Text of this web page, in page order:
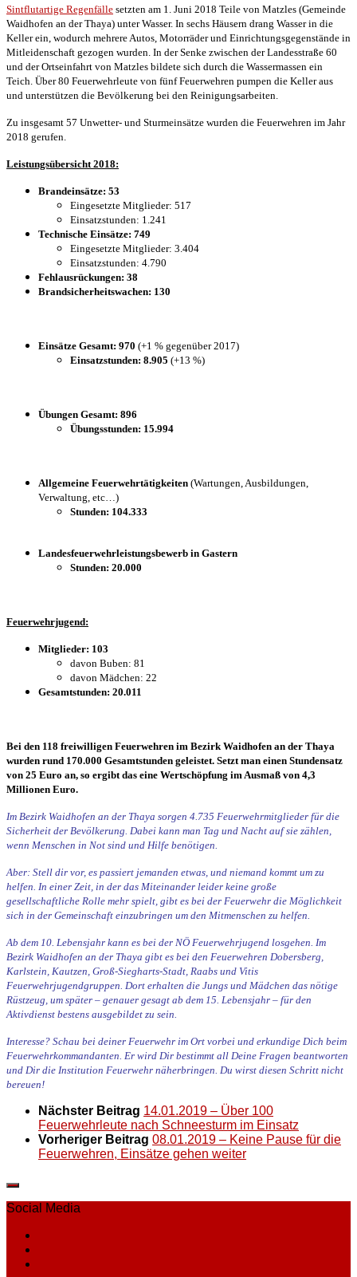
Sintflutartige Regenfälle setzten am 1. Juni 2018 Teile von Matzles (Gemeinde
Waidhofen an der Thaya) unter Wasser. In sechs Häusern drang Wasser in die
Keller ein, wodurch mehrere Autos, Motorräder und Einrichtungsgegenstände in
Mitleidenschaft gezogen wurden. In der Senke zwischen der Landesstraße 60
und der Ortseinfahrt von Matzles bildete sich durch die Wassermassen ein
Teich. Über 80 Feuerwehrleute von fünf Feuerwehren pumpen die Keller aus
und unterstützen die Bevölkerung bei den Reinigungsarbeiten.
Zu insgesamt 57 Unwetter- und Sturmeinsätze wurden die Feuerwehren im Jahr
2018 gerufen.
Leistungsübersicht 2018:
Brandeinsätze: 53
Eingesetzte Mitglieder: 517
Einsatzstunden: 1.241
Technische Einsätze: 749
Eingesetzte Mitglieder: 3.404
Einsatzstunden: 4.790
Fehlausrückungen: 38
Brandsicherheitswachen: 130
Einsätze Gesamt: 970 (+1 % gegenüber 2017)
Einsatzstunden: 8.905 (+13 %)
Übungen Gesamt: 896
Übungsstunden: 15.994
Allgemeine Feuerwehrtätigkeiten (Wartungen, Ausbildungen,
Verwaltung, etc…)
Stunden: 104.333
Landesfeuerwehrleistungsbewerb in Gastern
Stunden: 20.000
Feuerwehrjugend:
Mitglieder: 103
davon Buben: 81
davon Mädchen: 22
Gesamtstunden: 20.011
Bei den 118 freiwilligen Feuerwehren im Bezirk Waidhofen an der Thaya
wurden rund 170.000 Gesamtstunden geleistet. Setzt man einen Stundensatz
von 25 Euro an, so ergibt das eine Wertschöpfung im Ausmaß von 4,3
Millionen Euro.
Im Bezirk Waidhofen an der Thaya sorgen 4.735 Feuerwehrmitglieder für die
Sicherheit der Bevölkerung. Dabei kann man Tag und Nacht auf sie zählen,
wenn Menschen in Not sind und Hilfe benötigen.
Aber: Stell dir vor, es passiert jemanden etwas, und niemand kommt um zu
helfen. In einer Zeit, in der das Miteinander leider keine große
gesellschaftliche Rolle mehr spielt, gibt es bei der Feuerwehr die Möglichkeit
sich in der Gemeinschaft einzubringen um den Mitmenschen zu helfen.
Ab dem 10. Lebensjahr kann es bei der NÖ Feuerwehrjugend losgehen. Im
Bezirk Waidhofen an der Thaya gibt es bei den Feuerwehren Dobersberg,
Karlstein, Kautzen, Groß-Siegharts-Stadt, Raabs und Vitis
Feuerwehrjugendgruppen. Dort erhalten die Jungs und Mädchen das nötige
Rüstzeug, um später – genauer gesagt ab dem 15. Lebensjahr – für den
Aktivdienst bestens ausgebildet zu sein.
Interesse? Schau bei deiner Feuerwehr im Ort vorbei und erkundige Dich beim
Feuerwehrkommandanten. Er wird Dir bestimmt all Deine Fragen beantworten
und Dir die Institution Feuerwehr näherbringen. Du wirst diesen Schritt nicht
bereuen!
Nächster Beitrag 14.01.2019 – Über 100
Feuerwehrleute nach Schneesturm im Einsatz
Vorheriger Beitrag 08.01.2019 – Keine Pause für die
Feuerwehren, Einsätze gehen weiter
Social Media